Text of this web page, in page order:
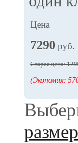
Цена
7290 руб.
Старая цена:
(Экономия:
размер